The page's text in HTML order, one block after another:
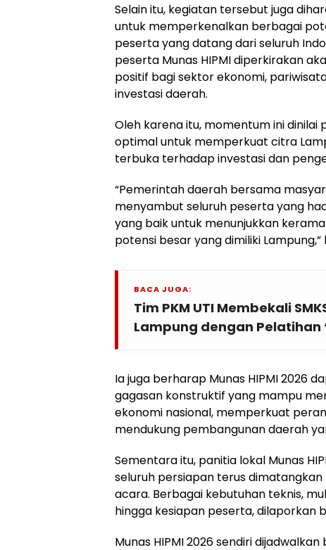
Selain itu, kegiatan tersebut juga
untuk memperkenalkan berbagai
peserta yang datang dari seluruh
peserta Munas HIPMI diperkirakan
positif bagi sektor ekonomi,
investasi daerah.
Oleh karena itu, momentum ini
optimal untuk memperkuat citra
terbuka terhadap investasi dan
“Pemerintah daerah bersama
menyambut seluruh peserta yang
yang baik untuk menunjukkan
potensi besar yang dimiliki Lampung,”
BACA JUGA:
Tim PKM UTI Membekali
Lampung dengan Pelatihan
Ia juga berharap Munas HIPMI 2026
gagasan konstruktif yang mampu
ekonomi nasional, memperkuat
mendukung pembangunan daerah
Sementara itu, panitia lokal Munas
seluruh persiapan terus
acara. Berbagai kebutuhan teknis,
hingga kesiapan peserta, dilaporkan
Munas HIPMI 2026 sendiri